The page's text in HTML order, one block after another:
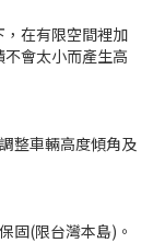
在有限空間裡加
會太小而產生高
整車輛高度傾角及
(限台灣本島)。